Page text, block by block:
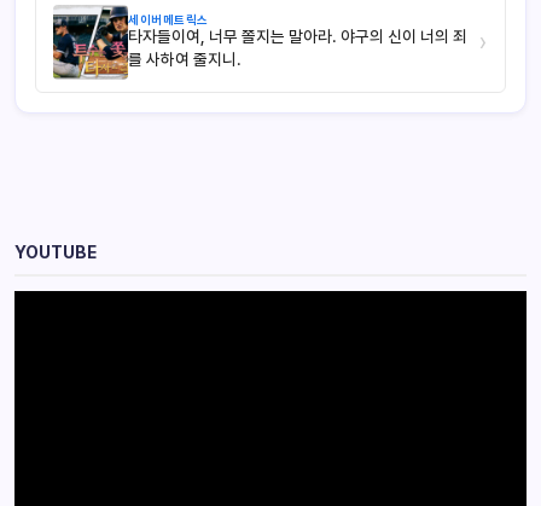
세이버메트릭스
타자들이여, 너무 쫄지는 말아라. 야구의 신이 너의 죄
를 사하여 줄지니.
›
YOUTUBE